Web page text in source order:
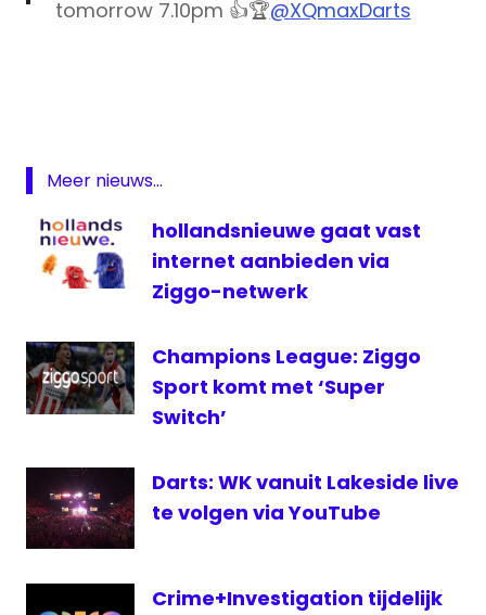
tomorrow 7.10pm 👍🏆@XQmaxDarts
— Michael Van Gerwen (@MvG180)
22, 2019
League
Darts
RTL
Darts
televisie
Meer nieuws...
hollandsnieuwe gaat vast
internet aanbieden via
Ziggo-netwerk
Champions League: Ziggo
Sport komt met ‘Super
Switch’
Darts: WK vanuit Lakeside live
te volgen via YouTube
Crime+Investigation tijdelijk